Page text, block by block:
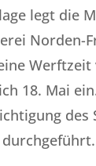
legt die
Norden-
Werftzeit
18. Mai
des
durchgeführt.